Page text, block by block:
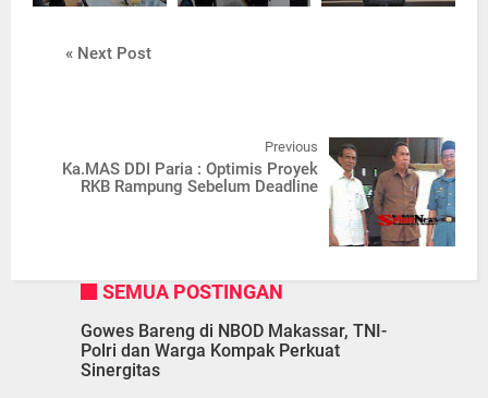
« Next Post
Previous
Ka.MAS DDI Paria : Optimis Proyek
RKB Rampung Sebelum Deadline
SEMUA POSTINGAN
Gowes Bareng di NBOD Makassar, TNI-
Polri dan Warga Kompak Perkuat
Sinergitas